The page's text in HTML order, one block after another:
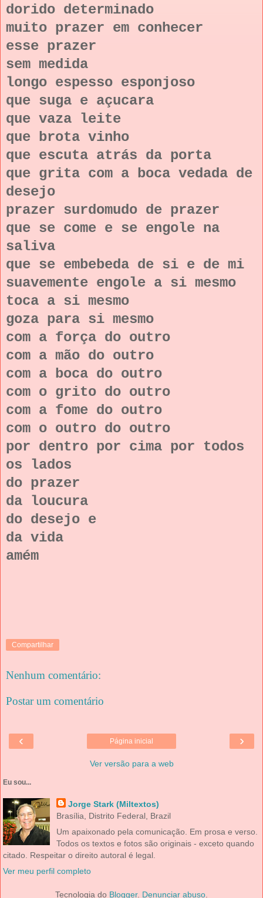
dorido determinado
muito prazer em conhecer
esse prazer
sem medida
longo espesso esponjoso
que suga e açucara
que vaza leite
que brota vinho
que escuta atrás da porta
que grita com a boca vedada de
desejo
prazer surdomudo de prazer
que se come e se engole na
saliva
que se embebeda de si e de mi
suavemente engole a si mesmo
toca a si mesmo
goza para si mesmo
com a força do outro
com a mão do outro
com a boca do outro
com o grito do outro
com a fome do outro
com o outro do outro
por dentro por cima por todos
os lados
do prazer
da loucura
do desejo e
da vida
amém
Compartilhar
Nenhum comentário:
Postar um comentário
‹ ›
Página inicial
Ver versão para a web
Eu sou...
Jorge Stark (Miltextos)
Brasília, Distrito Federal, Brazil
Um apaixonado pela comunicação. Em prosa e verso.
Todos os textos e fotos são originais - exceto quando
citado. Respeitar o direito autoral é legal.
Ver meu perfil completo
Tecnologia do Blogger. Denunciar abuso.